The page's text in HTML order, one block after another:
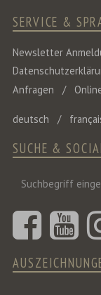
SERVICE &
Newsletter
Anfragen
deutsch
SUCHE &